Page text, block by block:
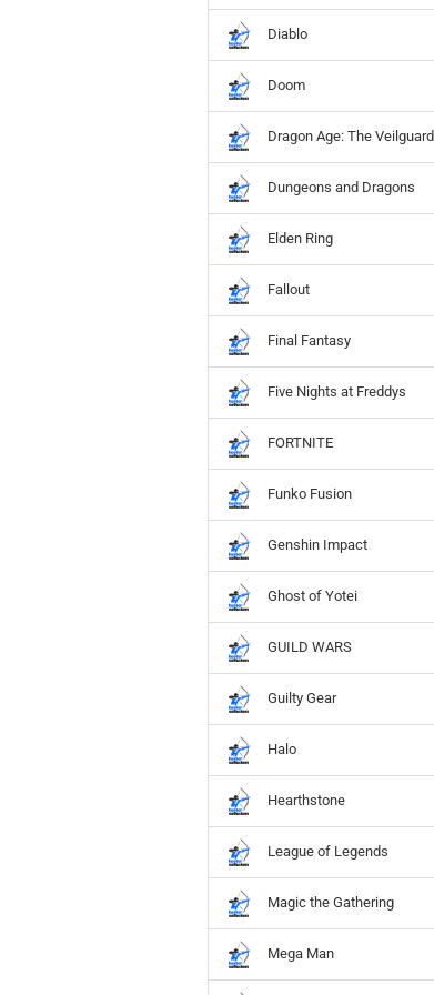
Icon
MARVEL
Movie
Music
Sports
STAR WARS
Television
Diablo
Doom
Dragon Age: The Veilguard
Dungeons and Dragons
Elden Ring
Fallout
Final Fantasy
Five Nights at Freddys
FORTNITE
Funko Fusion
Genshin Impact
Ghost of Yotei
GUILD WARS
Guilty Gear
Halo
Hearthstone
League of Legends
Magic the Gathering
Mega Man